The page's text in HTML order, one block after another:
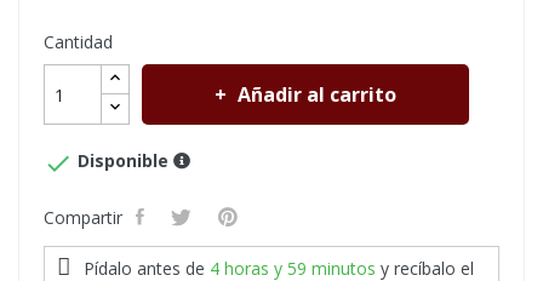
Cantidad
Añadir al carrito
 Disponible
Compartir
Pídalo antes de 4 horas y 59 minutos y recíbalo el